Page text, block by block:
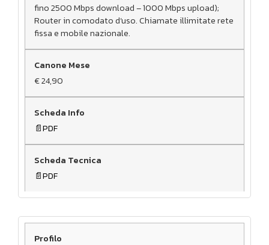
fino 2500 Mbps download – 1000 Mbps upload);
Router in comodato d’uso. Chiamate illimitate rete
fissa e mobile nazionale.
€ 24,90
PDF
PDF